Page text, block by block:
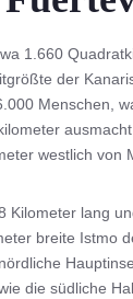
1.660
der
Menschen,
westlich von
Kilometer lang
breite Istmo
die südliche